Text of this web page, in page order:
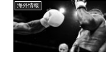
海外情報